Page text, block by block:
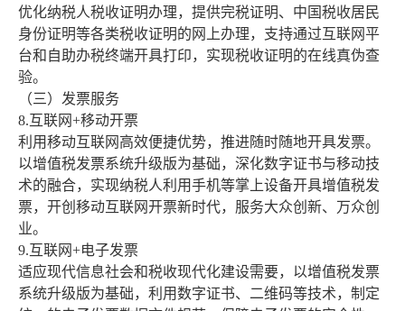
优化纳税人税收证明办理，提供完税证明、中国税收居民
身份证明等各类税收证明的网上办理，支持通过互联网平
台和自助办税终端开具打印，实现税收证明的在线真伪查
验。
（三）发票服务
8.互联网+移动开票
利用移动互联网高效便捷优势，推进随时随地开具发票。
以增值税发票系统升级版为基础，深化数字证书与移动技
术的融合，实现纳税人利用手机等掌上设备开具增值税发
票，开创移动互联网开票新时代，服务大众创新、万众创
业。
9.互联网+电子发票
适应现代信息社会和税收现代化建设需要，以增值税发票
系统升级版为基础，利用数字证书、二维码等技术，制定